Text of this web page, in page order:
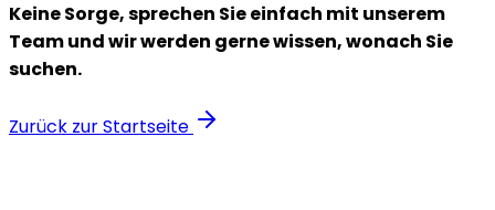
Keine Sorge, sprechen Sie einfach mit unserem
Team und wir werden gerne wissen, wonach Sie
suchen.
Zurück zur Startseite